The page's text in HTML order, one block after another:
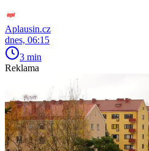
Aplausin.cz
dnes, 06:15
3 min
Reklama